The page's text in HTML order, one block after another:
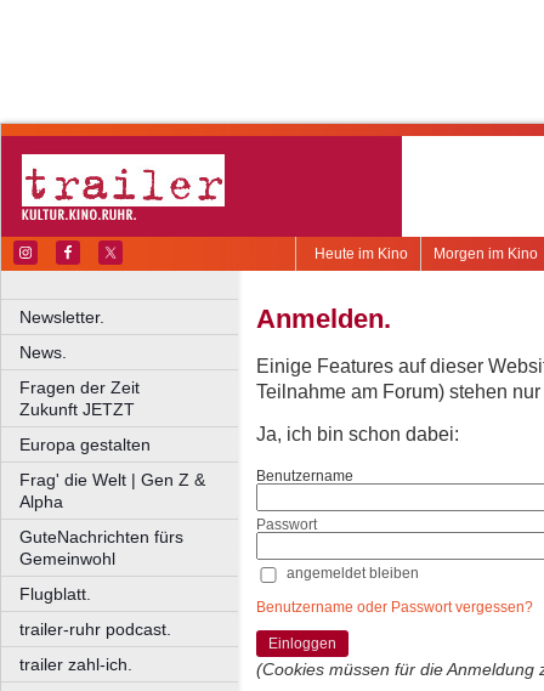
Morgen im Kino
Heute im Kino
Newsletter.
News.
Fragen der Zeit
Zukunft JETZT
Europa gestalten
Frag' die Welt | Gen Z &
Alpha
GuteNachrichten fürs
Gemeinwohl
Flugblatt.
trailer-ruhr podcast.
trailer zahl-ich.
Anmelden.
Einige Features auf dieser
Teilnahme am Forum) stehen
Ja, ich bin schon dabei:
Benutzername
Passwort
angemeldet bleiben
Benutzername oder Passwort vergessen?
Einloggen
(Cookies müssen für die Anmeldung